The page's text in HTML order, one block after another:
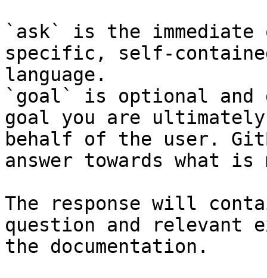
`ask` is the
specific, self-
language.
`goal` is optional and
goal you are
behalf of the user.
answer towards what
The response will
question and relevant
the documentation.